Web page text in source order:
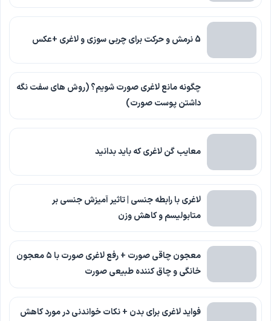
5 نرمش و حرکت برای چربی سوزی و لاغری +عکس
چگونه مانع لاغری صورت شویم؟ (روش های سفت نگه
داشتن پوست صورت)
معایب گن لاغری که باید بدانید
لاغری با رابطه جنسی | تاثیر آمیزش جنسی بر
متابولیسم و کاهش وزن
معجون چاقی صورت + رفع لاغری صورت با ۵ معجون
خانگی و چاق کننده طبیعی صورت
فواید لاغری برای بدن + نکات خواندنی در مورد کاهش